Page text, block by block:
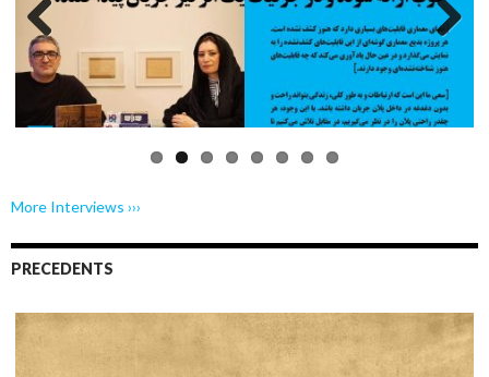
Previo
us
Next
More Interviews ›››
PRECEDENTS